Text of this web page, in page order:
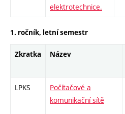
elektrotechnice.
1. ročník, letní semestr
Zkratka Název
LPKS
Počítačové a
komunikační sítě